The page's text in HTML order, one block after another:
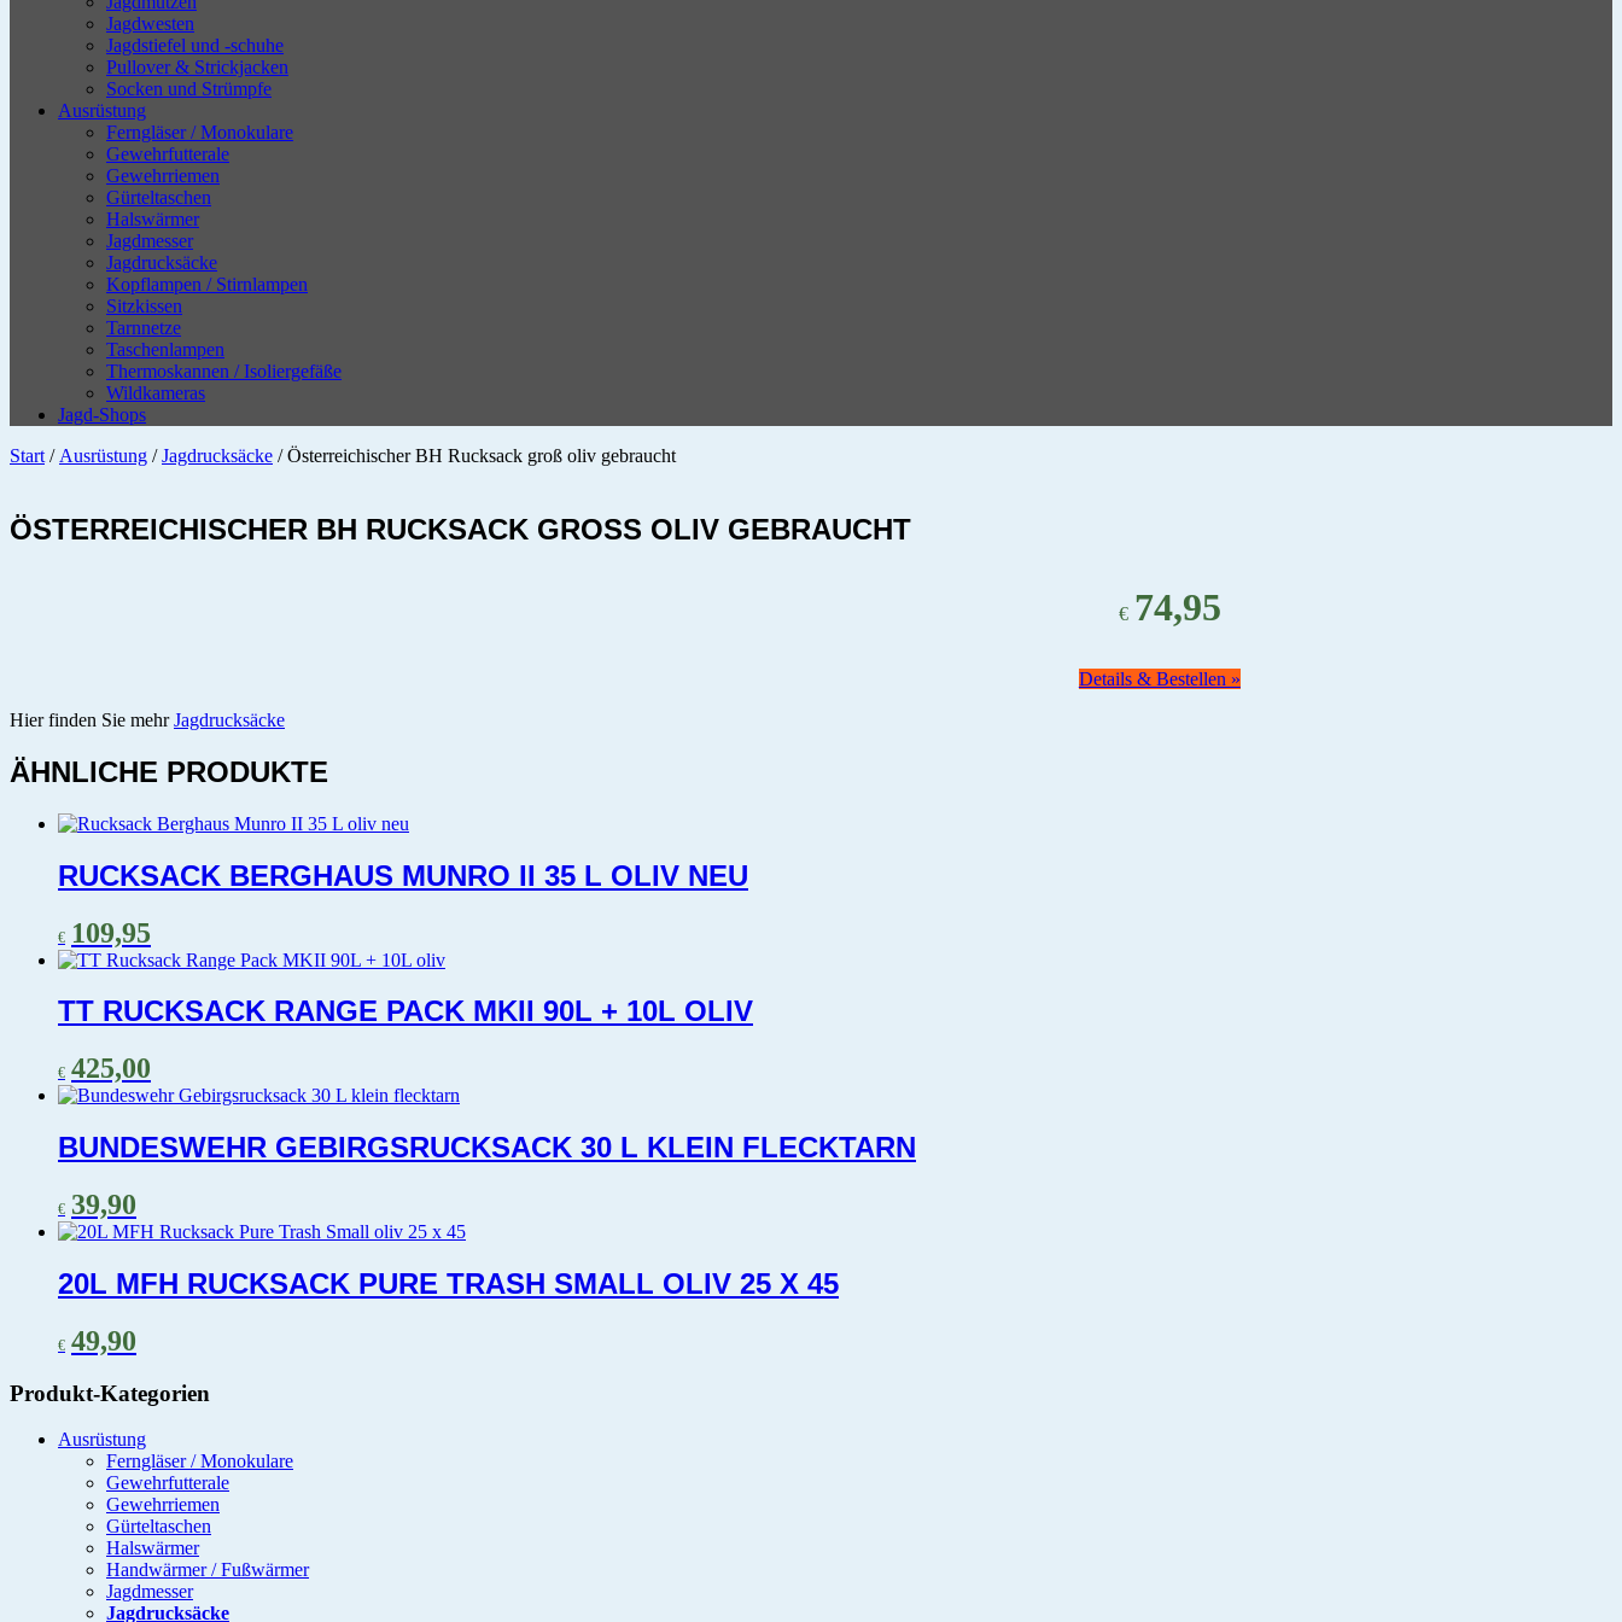
Jagdwesten
Jagdstiefel und -schuhe
Pullover & Strickjacken
Socken und Strümpfe
Ausrüstung
Ferngläser / Monokulare
Gewehrfutterale
Gewehrriemen
Gürteltaschen
Halswärmer
Jagdmesser
Jagdrucksäcke
Kopflampen / Stirnlampen
Sitzkissen
Tarnnetze
Taschenlampen
Thermoskannen / Isoliergefäße
Wildkameras
Jagd-Shops
Start / Ausrüstung /Jagdrucksäcke / Österreichischer BH Rucksack groß oliv gebraucht
ÖSTERREICHISCHER BH RUCKSACK GROSS OLIV GEBRAUCHT
€ 74,95
Details & Bestellen »
Hier finden Sie mehrJagdrucksäcke
ÄHNLICHE PRODUKTE
RUCKSACK BERGHAUS MUNRO II 35 L OLIV NEU
€ 109,95
TT RUCKSACK RANGE PACK MKII 90L + 10L OLIV
€ 425,00
BUNDESWEHR GEBIRGSRUCKSACK 30 L KLEIN FLECKTARN
€ 39,90
20L MFH RUCKSACK PURE TRASH SMALL OLIV 25 X 45
€ 49,90
Produkt-Kategorien
Ausrüstung
Ferngläser / Monokulare
Gewehrfutterale
Gewehrriemen
Gürteltaschen
Halswärmer
Handwärmer / Fußwärmer
Jagdmesser
Jagdrucksäcke